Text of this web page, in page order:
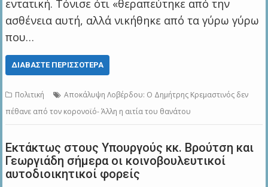
εντατική. Τόνισε ότι «θεραπεύτηκε από την
ασθένεια αυτή, αλλά νικήθηκε από τα γύρω γύρω
που…
ΔΙΑΒΆΣΤΕ ΠΕΡΙΣΣΌΤΕΡΑ
Πολιτική
Αποκάλυψη Λοβέρδου: Ο Δημήτρης Κρεμαστινός δεν
πέθανε από τον κορονοϊό- Άλλη η αιτία του θανάτου
Εκτάκτως στους Υπουργούς κκ. Βρούτση και
Γεωργιάδη σήμερα οι κοινοβουλευτικοί
αυτοδιοικητικοί φορείς